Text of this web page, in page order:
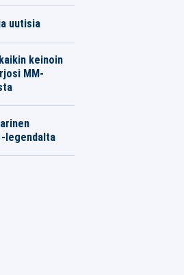
uutisia
keinoin
MM-
legendalta